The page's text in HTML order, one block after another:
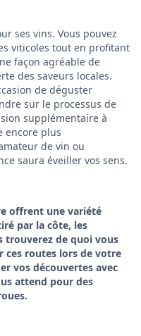
ses vins. Vous pouvez
viticoles tout en profitant
façon agréable de
des saveurs locales.
de déguster
sur le processus de
supplémentaire à
encore plus
de vin ou
saura éveiller vos sens.
offrent une variété
par la côte, les
trouverez de quoi vous
ces routes lors de votre
vos découvertes avec
attend pour des